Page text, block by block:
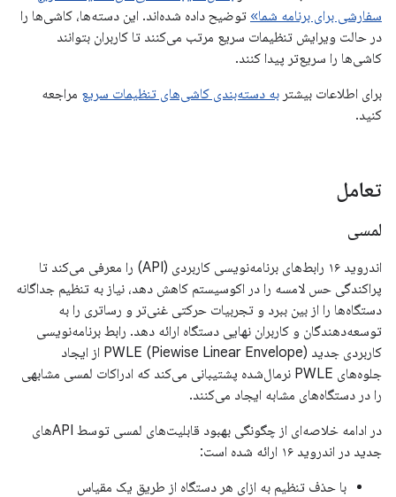
سفارشی برای برنامه شما» توضیح داده شده‌اند. این دسته‌ها، کاشی‌ها را
در حالت ویرایش تنظیمات سریع مرتب می‌کنند تا کاربران بتوانند
کاشی‌ها را سریع‌تر پیدا کنند.
برای اطلاعات بیشتر به دسته‌بندی کاشی‌های تنظیمات سریع مراجعه
کنید.
تعامل
لمسی
اندروید ۱۶ رابط‌های برنامه‌نویسی کاربردی (API) را معرفی می‌کند تا
پراکندگی حس لامسه را در اکوسیستم کاهش دهد، نیاز به تنظیم جداگانه
دستگاه‌ها را از بین ببرد و تجربیات حرکتی غنی‌تر و رساتری را به
توسعه‌دهندگان و کاربران نهایی دستگاه ارائه دهد. رابط برنامه‌نویسی
کاربردی جدید PWLE (Piewise Linear Envelope) از ایجاد
جلوه‌های PWLE نرمال‌شده پشتیبانی می‌کند که ادراکات لمسی مشابهی
را در دستگاه‌های مشابه ایجاد می‌کنند.
در ادامه خلاصه‌ای از چگونگی بهبود قابلیت‌های لمسی توسط APIهای
جدید در اندروید ۱۶ ارائه شده است:
با حذف تنظیم به ازای هر دستگاه از طریق یک مقیاس